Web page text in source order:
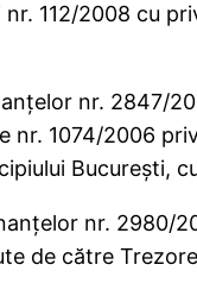
nr. 112/2008 cu
nr. 2847/
nr. 1074/2006
nr. 2980/
de către